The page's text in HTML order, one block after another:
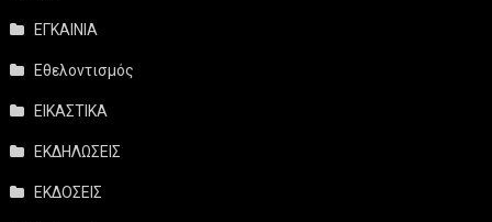
ΕΓΚΑΙΝΙΑ
Εθελοντισμός
ΕΙΚΑΣΤΙΚΑ
ΕΚΔΗΛΩΣΕΙΣ
ΕΚΔΟΣΕΙΣ